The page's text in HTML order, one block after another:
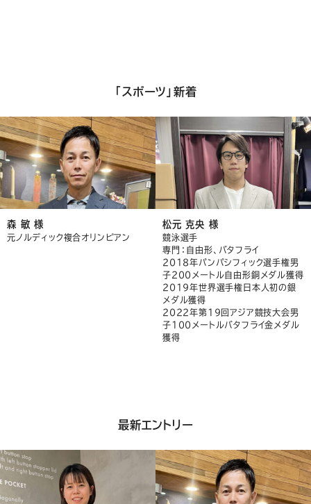
「スポーツ」新着
森 敏 様
元ノルディック複合オリンピアン
松元 克央 様
競泳選手
専門：自由形、バタフライ
2018年パンパシフィック選手権男
子200メートル自由形銅メダル獲得
2019年世界選手権日本人初の銀
メダル獲得
2022年第19回アジア競技大会男
子100メートルバタフライ金メダル
獲得
最新エントリー